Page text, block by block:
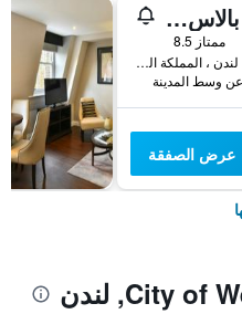
ستراند بالاس هوتل
ممتاز 8.5
372 ستراند، لندن ، المملكة المتحدة, لندن, المملكة المتحدة
عرض الصفقة